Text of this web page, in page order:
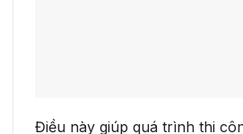
Điều này giúp quá trình thi